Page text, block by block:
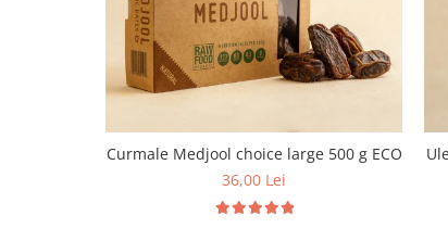
Curmale Medjool choice large 500 g ECO
36,00 Lei